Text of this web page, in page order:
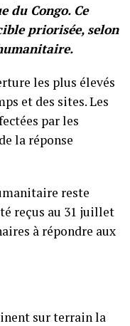
du Congo. Ce
priorisée, selon
les plus élevés
et des sites. Les
par les
la réponse
reste
reçus au 31 juillet
à répondre aux
sur terrain la